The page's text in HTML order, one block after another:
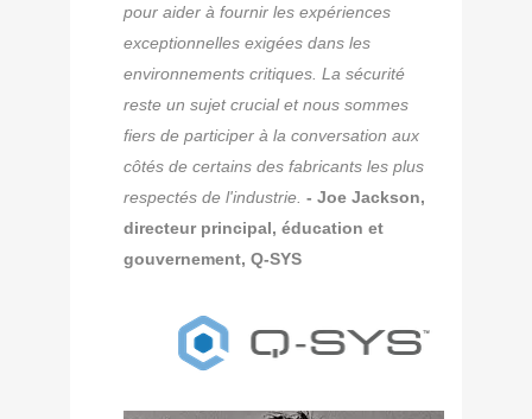
pour aider à fournir les expériences
exceptionnelles exigées dans les
environnements critiques. La sécurité
reste un sujet crucial et nous sommes
fiers de participer à la conversation aux
côtés de certains des fabricants les plus
respectés de l'industrie. - Joe Jackson,
directeur principal, éducation et
gouvernement, Q-SYS